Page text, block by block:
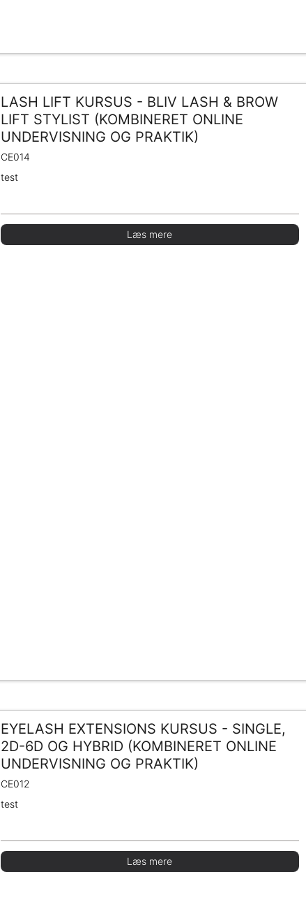
LASH LIFT KURSUS - BLIV LASH & BROW
LIFT STYLIST (KOMBINERET ONLINE
UNDERVISNING OG PRAKTIK)
CE014
test
Læs mere
EYELASH EXTENSIONS KURSUS - SINGLE,
2D-6D OG HYBRID (KOMBINERET ONLINE
UNDERVISNING OG PRAKTIK)
CE012
test
Læs mere